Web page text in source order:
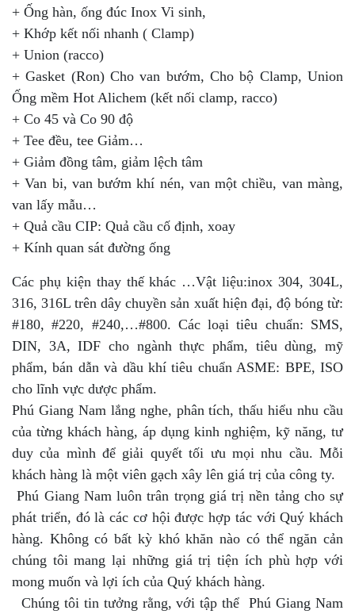
+ Ống hàn, ống đúc Inox Vi sinh,
+ Khớp kết nối nhanh ( Clamp)
+ Union (racco)
+ Gasket (Ron) Cho van bướm, Cho bộ Clamp, Union
Ống mềm Hot Alichem (kết nối clamp, racco)
+ Co 45 và Co 90 độ
+ Tee đều, tee Giảm…
+ Giảm đồng tâm, giảm lệch tâm
+ Van bi, van bướm khí nén, van một chiều, van màng,
van lấy mẫu…
+ Quả cầu CIP: Quả cầu cố định, xoay
+ Kính quan sát đường ống
Các phụ kiện thay thế khác …Vật liệu:inox 304, 304L,
316, 316L trên dây chuyền sản xuất hiện đại, độ bóng từ:
#180, #220, #240,…#800. Các loại tiêu chuẩn: SMS,
DIN, 3A, IDF cho ngành thực phẩm, tiêu dùng, mỹ
phẩm, bán dẫn và dầu khí tiêu chuẩn ASME: BPE, ISO
cho lĩnh vực dược phẩm.
Phú Giang Nam lắng nghe, phân tích, thấu hiểu nhu cầu
của từng khách hàng, áp dụng kinh nghiệm, kỹ năng, tư
duy của mình để giải quyết tối ưu mọi nhu cầu. Mỗi
khách hàng là một viên gạch xây lên giá trị của công ty.
Phú Giang Nam luôn trân trọng giá trị nền tảng cho sự
phát triển, đó là các cơ hội được hợp tác với Quý khách
hàng. Không có bất kỳ khó khăn nào có thể ngăn cản
chúng tôi mang lại những giá trị tiện ích phù hợp với
mong muốn và lợi ích của Quý khách hàng.
Chúng tôi tin tưởng rằng, với tập thể Phú Giang Nam